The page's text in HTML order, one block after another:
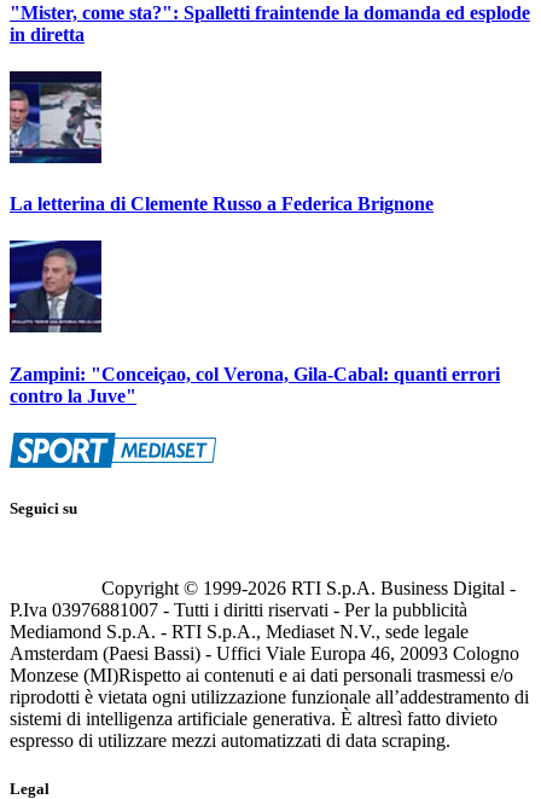
"Mister, come sta?": Spalletti fraintende la domanda ed esplode
in diretta
La letterina di Clemente Russo a Federica Brignone
Zampini: "Conceiçao, col Verona, Gila-Cabal: quanti errori
contro la Juve"
Seguici su
Copyright © 1999-2026 RTI S.p.A. Business Digital -
P.Iva 03976881007 - Tutti i diritti riservati - Per la pubblicità
Mediamond S.p.A. - RTI S.p.A., Mediaset N.V., sede legale
Amsterdam (Paesi Bassi) - Uffici Viale Europa 46, 20093 Cologno
Monzese (MI)Rispetto ai contenuti e ai dati personali trasmessi e/o
riprodotti è vietata ogni utilizzazione funzionale all’addestramento di
sistemi di intelligenza artificiale generativa. È altresì fatto divieto
espresso di utilizzare mezzi automatizzati di data scraping.
Legal